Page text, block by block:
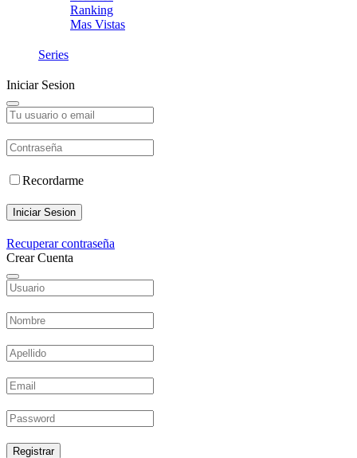
Ranking
Mas Vistas
Series
Iniciar Sesion
Recordarme
Iniciar Sesion
Recuperar contraseña
Crear Cuenta
Registrar